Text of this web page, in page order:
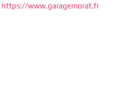
https://www.garagemorat.fr